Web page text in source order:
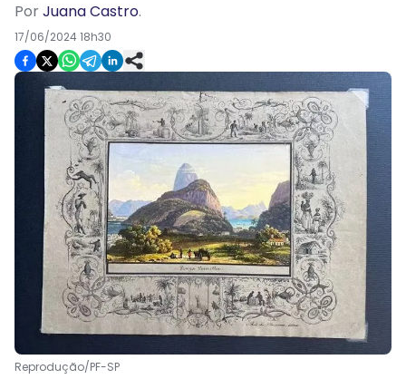
PorJuana Castro.
17/06/2024 18h30
Reprodução/PF-SP